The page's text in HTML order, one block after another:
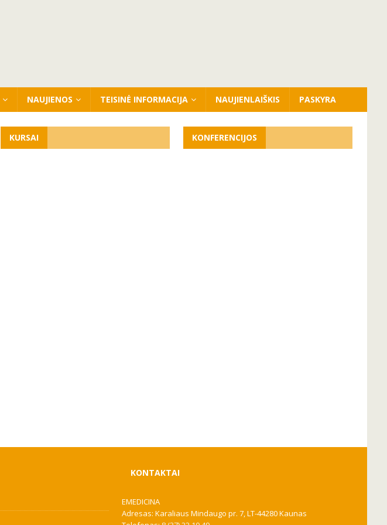
NAUJIENOS TEISINĖ INFORMACIJA NAUJIENLAIŠKIS PASKYRA
KURSAI KONFERENCIJOS
KONTAKTAI
EMEDICINA
Adresas: Karaliaus Mindaugo pr. 7, LT-44280 Kaunas